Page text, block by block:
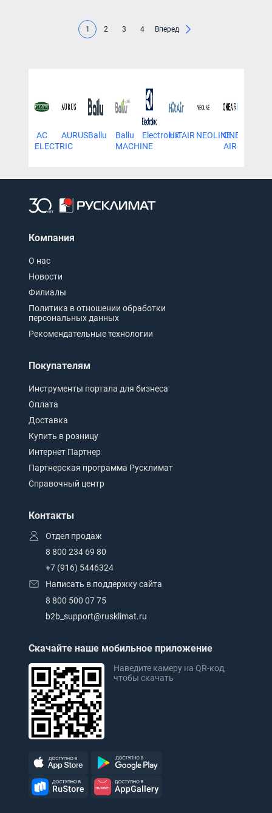
1 2 3 4 Вперед
AC
ELECTRIC
AURUSBallu
Ballu
MACHINE
ElectroluxHITAIR NEOLINEONE
AIR
Компания
О нас
Новости
Филиалы
Политика в отношении обработки
персональных данных
Рекомендательные технологии
Покупателям
Инструменты портала для бизнеса
Оплата
Доставка
Купить в розницу
Интернет Партнер
Партнерская программа Русклимат
Справочный центр
Контакты
Отдел продаж
8 800 234 69 80
+7 (916) 5446324
Написать в поддержку сайта
8 800 500 07 75
b2b_support@rusklimat.ru
Скачайте наше мобильное приложение
Наведите камеру на QR-код,
чтобы скачать